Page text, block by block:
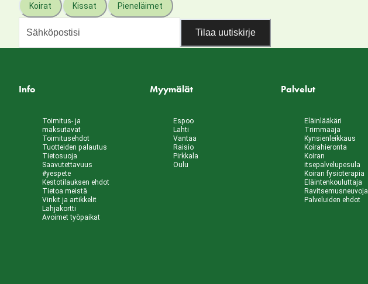
Koirat Kissat Pieneläimet
Tilaa uutiskirje
Info
Toimitus- ja
maksutavat
Toimitusehdot
Tuotteiden palautus
Tietosuoja
Saavutettavuus
#yespete
Kestotilauksen ehdot
Tietoa meistä
Vinkit ja artikkelit
Lahjakortti
Avoimet työpaikat
Myymälät
Espoo
Lahti
Vantaa
Raisio
Pirkkala
Oulu
Palvelut
Eläinlääkäri
Trimmaaja
Kynsienleikkaus
Koirahieronta
Koiran
itsepalvelupesula
Koiran fysioterapia
Eläintenkouluttaja
Ravitsemusneuvoja
Palveluiden ehdot